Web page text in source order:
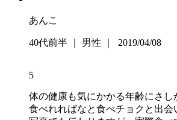
あんこ
40代前半 ｜ 男性 ｜ 2019/04/08
5
体の健康も気にかかる年齢にさし
食べれればなと食べチョクと出会